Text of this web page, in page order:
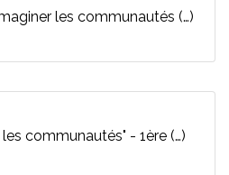
les communautés (…)
communautés" - 1ère (…)